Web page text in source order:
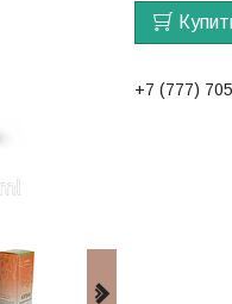
+7 (777)